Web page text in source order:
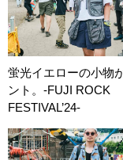
蛍光イエローの小物
ント。-FUJI ROCK
FESTIVAL’24-